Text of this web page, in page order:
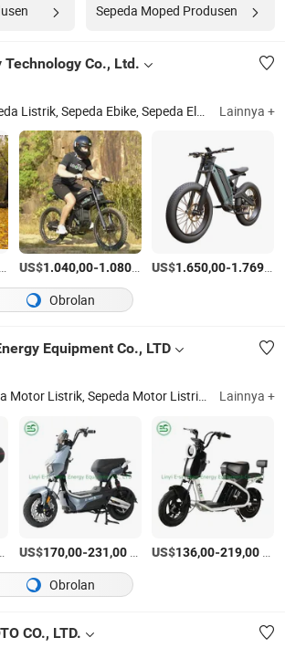
Sepeda Moped Produsen
Co., Ltd.
Ebike, Sepeda Elektrik, Sepeda Jalan Elektrik, Sepeda Lipat Elektrik, Sepeda, Sepeda Gunung Elektrik, E-Sepeda, Sepeda Listrik Off-Road Lainnya +
/Bagian
US$1.040,00-1.080,00 /Kotak
US$1.650,00-1.769,00
Obrolan
Equipment Co., LTD
Skuter Listrik, Sepeda Motor Listrik, Sepeda Motor Listrik Anak, Sepeda Listrik, Mobil Mainan Listrik, Forklift Listrik, Mobil Listrik Anak, Baterai Lithium Lainnya +
US$170,00-231,00/Bagian US$136,00-219,00
Obrolan
CO., LTD.